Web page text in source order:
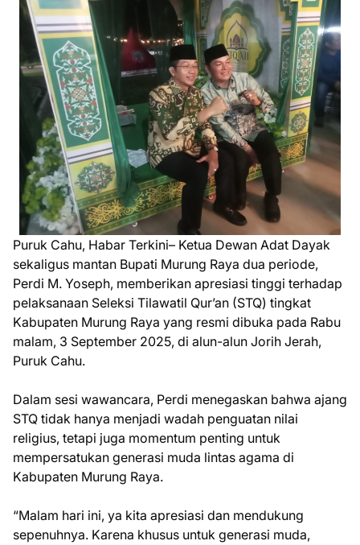
Puruk Cahu, Habar Terkini– Ketua Dewan Adat Dayak
sekaligus mantan Bupati Murung Raya dua periode,
Perdi M. Yoseph, memberikan apresiasi tinggi terhadap
pelaksanaan Seleksi Tilawatil Qur’an (STQ) tingkat
Kabupaten Murung Raya yang resmi dibuka pada Rabu
malam, 3 September 2025, di alun-alun Jorih Jerah,
Puruk Cahu.
Dalam sesi wawancara, Perdi menegaskan bahwa ajang
STQ tidak hanya menjadi wadah penguatan nilai
religius, tetapi juga momentum penting untuk
mempersatukan generasi muda lintas agama di
Kabupaten Murung Raya.
“Malam hari ini, ya kita apresiasi dan mendukung
sepenuhnya. Karena khusus untuk generasi muda,